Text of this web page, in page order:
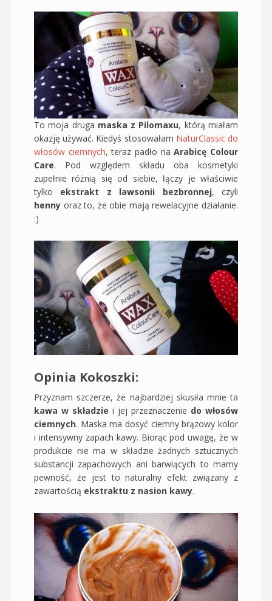
To moja druga maska z Pilomaxu, którą miałam
okazję używać. Kiedyś stosowałam NaturClassic do
włosów ciemnych, teraz padło naArabicę Colour
Care. Pod względem składu oba kosmetyki
zupełnie różnią się od siebie, łączy je właściwie
tylko ekstrakt z lawsonii bezbronnej, czyli
henny oraz to, że obie mają rewelacyjne działanie.
:)
Opinia Kokoszki:
Przyznam szczerze, że najbardziej skusiła mnie ta
kawa w składzie i jej przeznaczenie do włosów
ciemnych. Maska ma dosyć ciemny brązowy kolor
i intensywny zapach kawy. Biorąc pod uwagę, że w
produkcie nie ma w składzie żadnych sztucznych
substancji zapachowych ani barwiących to mamy
pewność, że jest to naturalny efekt związany z
zawartością ekstraktu z nasion kawy.